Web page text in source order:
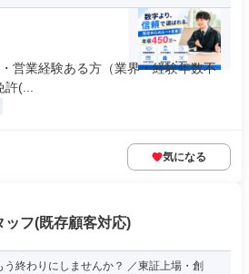
営業経験ある方（業界・経験年数不
(...
気になる
フ(既存顧客対応)
終わりにしませんか？ ／東証上場・創